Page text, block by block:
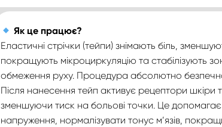
Як це працює?
Еластичні стрічки (тейпи) знімають біль,
покращують мікроциркуляцію та стабілізують
обмеження руху. Процедура абсолютно
Після нанесення тейп активує рецептори шкіри
зменшуючи тиск на больові точки. Це допомагає
напруження, нормалізувати тонус м’язів,